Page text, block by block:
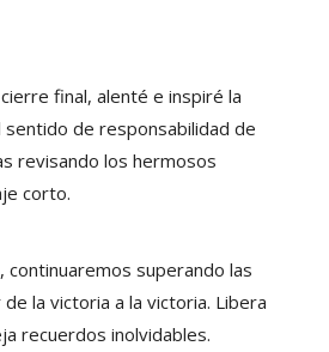
final, alenté e inspiré la
sentido de responsabilidad de
revisando los hermosos
corto.
continuaremos superando las
la victoria a la victoria. Libera
recuerdos inolvidables.